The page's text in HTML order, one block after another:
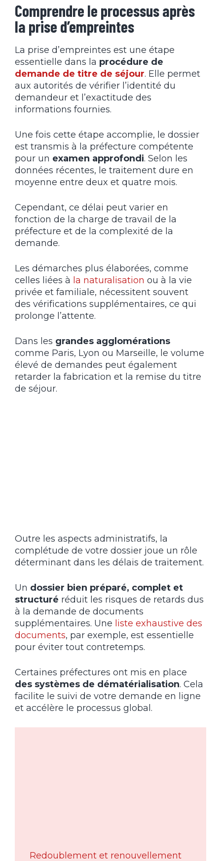
Comprendre le processus après
la prise d’empreintes
La prise d’empreintes est une étape
essentielle dans la procédure de
demande de titre de séjour. Elle permet
aux autorités de vérifier l’identité du
demandeur et l’exactitude des
informations fournies.
Une fois cette étape accomplie, le dossier
est transmis à la préfecture compétente
pour un examen approfondi. Selon les
données récentes, le traitement dure en
moyenne entre deux et quatre mois.
Cependant, ce délai peut varier en
fonction de la charge de travail de la
préfecture et de la complexité de la
demande.
Les démarches plus élaborées, comme
celles liées à la naturalisation ou à la vie
privée et familiale, nécessitent souvent
des vérifications supplémentaires, ce qui
prolonge l’attente.
Dans les grandes agglomérations
comme Paris, Lyon ou Marseille, le volume
élevé de demandes peut également
retarder la fabrication et la remise du titre
de séjour.
Outre les aspects administratifs, la
complétude de votre dossier joue un rôle
déterminant dans les délais de traitement.
Un dossier bien préparé, complet et
structuré réduit les risques de retards dus
à la demande de documents
supplémentaires. Une liste exhaustive des
documents, par exemple, est essentielle
pour éviter tout contretemps.
Certaines préfectures ont mis en place
des systèmes de dématérialisation. Cela
facilite le suivi de votre demande en ligne
et accélère le processus global.
Redoublement et renouvellement